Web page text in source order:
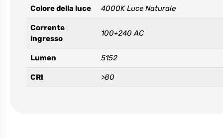
Colore della luce 4000K Luce Naturale
Corrente
ingresso
100÷240 AC
Lumen 5152
CRI >80